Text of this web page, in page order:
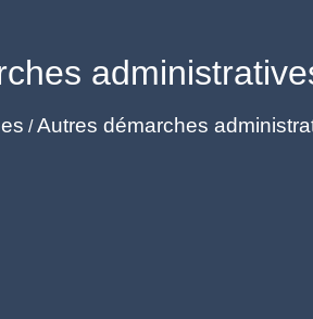
/Autres démarches